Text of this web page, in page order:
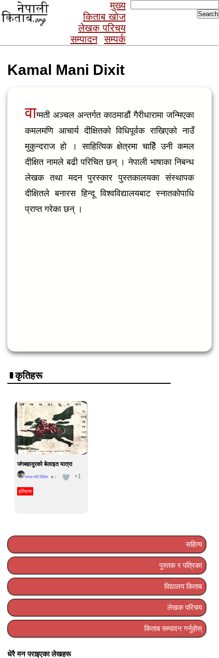
मुख्य
किताब खोज
लेखक परिचय
सम्पादन
सम्पर्क
for:
Kamal Mani Dixit
वाग्मती अञ्चल अन्तर्गत काठमाडौं गैरीधारामा जन्मिएका
कमलमणि आचार्य दीक्षितको विधिपूर्वक राखिएको नाउँ
मुकुन्दराज हो । साहित्यिक क्षेत्रमा चाहिै उनी कमल
दीक्षित नामले बढी परिचित छन् । नेपाली भाषाका निबन्ध
लेखक तथा मदन पुरस्कार पुस्तकालयका संस्थापक
दीक्षितले बनारस हिन्दू विश्वविद्यालयबाट स्नातकोपाधि
प्राप्त गरेका छन् ।
कृतिहरू
जंगबहादुरको बेलाइत यात्रा
कमल मणी दिक्षित | +1
इतिहास
सहित्य
पुस्तक र पत्रिका
विद्यालय किताब
लेखक परिचय
किताब सम्पादन गर्नुहोस्
धेरै मन पराइएका लेखहरू